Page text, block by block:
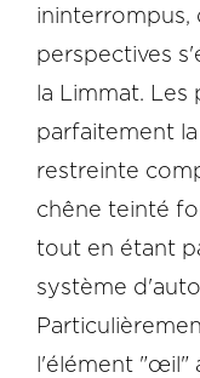
ininterrompus,
perspectives
la Limmat.
parfaitement
restreinte
chêne teinté
tout en étant
système
l'élément "œil"